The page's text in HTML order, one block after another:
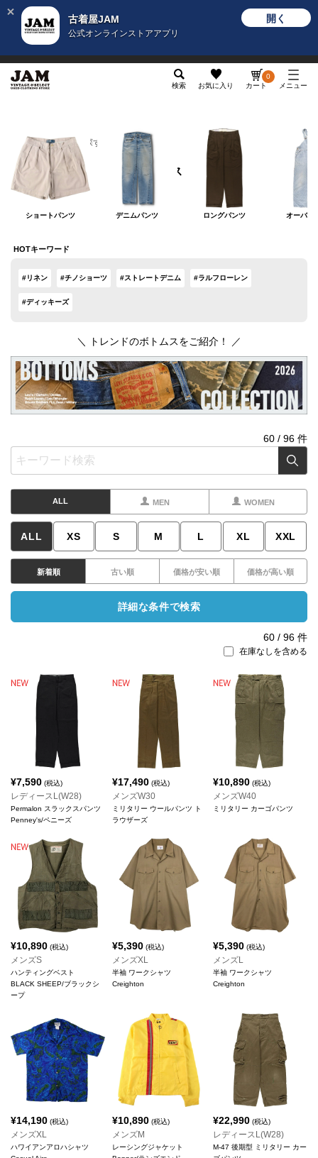
古着屋JAM
公式オンラインストアアプリ
開く
検索 お気に入り カート
0
メニュー
カテゴリから探す ボトムス
ボトムス
ショートパンツ デニムパンツ ロングパンツ オーバー
HOTキーワード
#リネン #チノショーツ #ストレートデニム #ラルフローレン
#ディッキーズ
＼ トレンドのボトムスをご紹介！ ／
60 / 96 件
ALL MEN WOMEN
ALL XS S M L XL XXL
新着順 古い順 価格が安い順 価格が高い順
詳細な条件で検索
60 / 96 件
在庫なしを含める
¥7,590 (税込)
レディースL(W28)
Permalon スラックスパンツ
Penney's/ペニーズ
¥17,490(税込)
メンズW30
ミリタリー ウールパンツ ト
ラウザーズ
¥10,890 (税込)
メンズW40
ミリタリー カーゴパンツ
¥10,890 (税込)
メンズS
ハンティングベスト
BLACK SHEEP/ブラックシ
ープ
¥5,390(税込)
メンズXL
半袖 ワークシャツ
Creighton
¥5,390 (税込)
メンズL
半袖 ワークシャツ
Creighton
¥14,190 (税込)
メンズXL
ハワイアンアロハシャツ
¥10,890(税込)
メンズM
レーシングジャケット
¥22,990 (税込)
レディースL(W28)
M-47 後期型 ミリタリー カー